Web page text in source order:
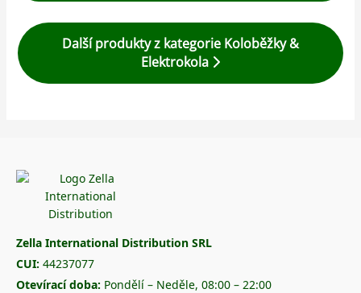
Další produkty z kategorie Koloběžky &
Elektrokola
Zella International Distribution SRL
CUI: 44237077
Otevírací doba: Pondělí – Neděle, 08:00 – 22:00